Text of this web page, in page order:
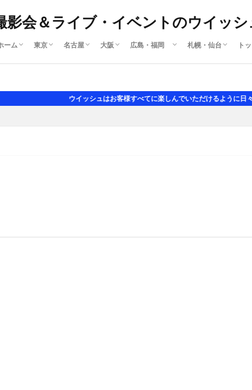
影会＆ライブ・イベントのウイッシ
ーム
サイトマップ
規約
システム
東京
東京撮影会
東京ライブ
名古屋
名古屋ライブ
名古屋撮影会
大阪
大阪ライブ
大阪撮影会
広島・福岡
岡山
広島ライブ
広島撮影会
福岡ライブ
福岡撮影会
札幌・仙台
札幌ライブ
札幌撮影会
ト
ウイッシュはお客様すべてに楽しんでいただけるように日々努力いたしま